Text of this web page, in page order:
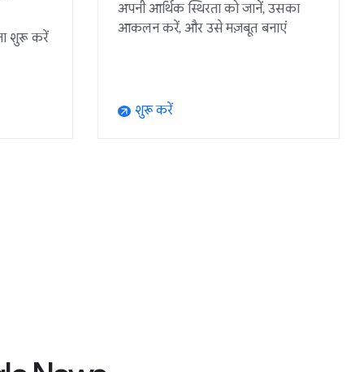
शुरू करें
अपनी आर्थिक स्थिरता को जानें, उसका
आकलन करें, और उसे मज़बूत बनाएं
arrow_outward शुरू करें